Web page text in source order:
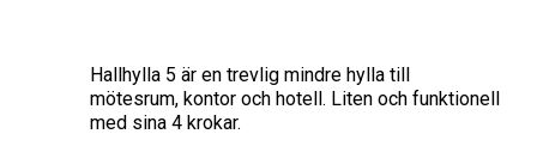
Hallhylla 5 är en trevlig mindre hylla till
mötesrum, kontor och hotell. Liten och funktionell
med sina 4 krokar.